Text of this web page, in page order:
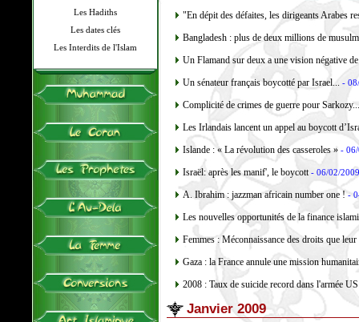
Les Hadiths
Les dates clés
Les Interdits de l'Islam
"En dépit des défaites, les dirigeants Arabes
Bangladesh : plus de deux millions de
Un Flamand sur deux a une vision négative
Un sénateur français boycotté par Israel... -
Complicité de crimes de guerre pour Sarkozy...
Les Irlandais lancent un appel au boycott
Islande : « La révolution des casseroles » -
Israël: après les manif', le boycott - 06/02/2009
A. Ibrahim : jazzman africain number one !-
Les nouvelles opportunités de la finance
Femmes : Méconnaissance des droits que
Gaza : la France annule une mission
2008 : Taux de suicide record dans l'armée US
Janvier 2009